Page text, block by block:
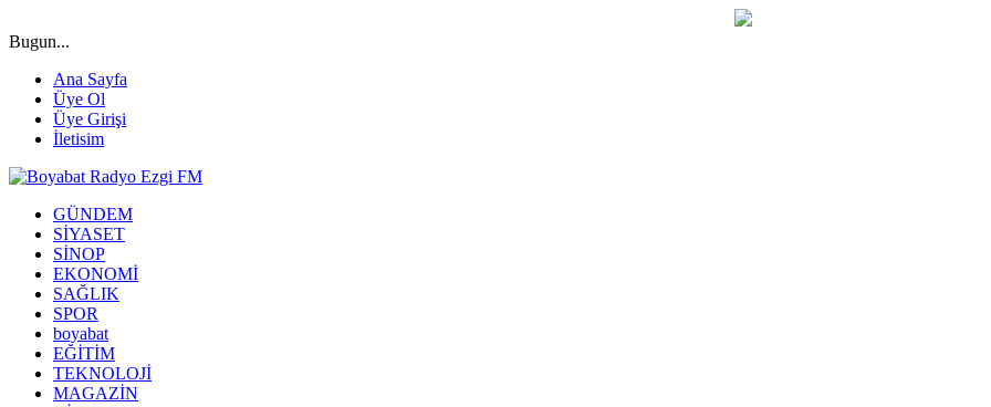
Bugun...
Ana Sayfa
Üye Ol
Üye Girişi
İletisim
GÜNDEM
SİYASET
SİNOP
EKONOMİ
SAĞLIK
SPOR
boyabat
EĞİTİM
TEKNOLOJİ
MAGAZİN